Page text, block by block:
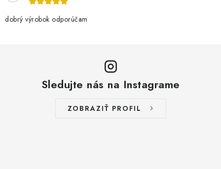
r
dobrý výrobok odporúčam
Sledujte nás na Instagrame
ZOBRAZIŤ PROFIL